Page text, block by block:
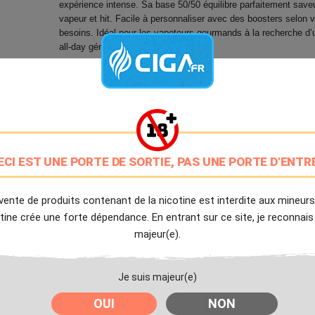
EST UNE PORTE DE SORTIE, PAS UNE PORTE
de produits contenant de la nicotine est interdite aux
crée une forte dépendance. En entrant sur ce site, je
majeur(e).
Je suis majeur(e)
OUI NON
expérience intense. Sa base 50/50 équilibre parfaitement
vapeur et hit. Facile à personnaliser avec des boosters selon
besoins. Idéal pour les vapoteurs gourmands à la recherche
all‑day généreux.
9.7/10
Livraison Offerte
à partir de 20€
Expédition Immédiate
Commande passée avant 14h
Tweet
Livré à partir du Lundi 10 Août 2026.